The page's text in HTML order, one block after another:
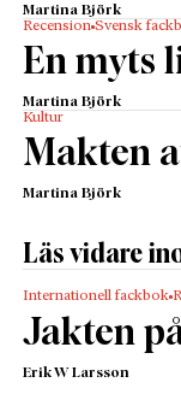
Martina Björk
Recension Svensk
En myts
Martina Björk
Kultur
Makten
Martina Björk
Läs vidare
Internationell fackbok
Jakten
Erik W Larsson